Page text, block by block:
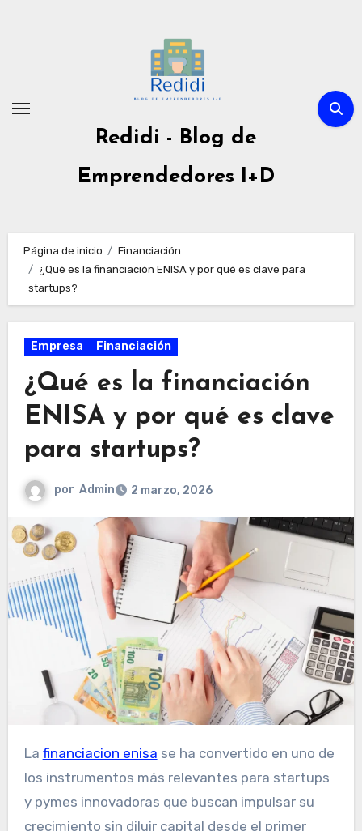
Redidi - Blog de
Emprendedores I+D
Página de inicio
Financiación
¿Qué es la financiación ENISA y por qué es clave para
startups?
Empresa Financiación
¿Qué es la financiación
ENISA y por qué es clave
para startups?
por Admin 2 marzo, 2026
La financiacion enisa se ha convertido en uno de
los instrumentos más relevantes para startups
y pymes innovadoras que buscan impulsar su
crecimiento sin diluir capital desde el primer